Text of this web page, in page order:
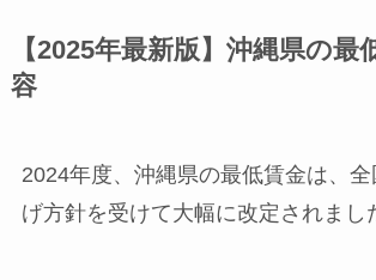
【2025年最新版】沖縄県の最
容
2024年度、沖縄県の最低賃金は、
げ方針を受けて大幅に改定されまし